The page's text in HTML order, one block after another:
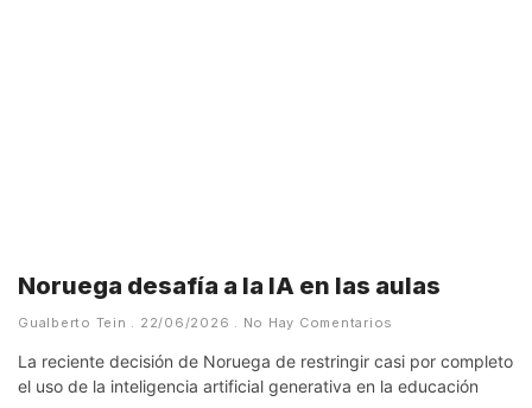
Noruega desafía a la IA en las aulas
Gualberto Tein 22/06/2026 No Hay Comentarios
La reciente decisión de Noruega de restringir casi por completo
el uso de la inteligencia artificial generativa en la educación